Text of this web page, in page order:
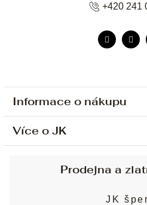
Informace o nákupu
Ochrana osobních údajů
Sjednání osobní
Obchodní podmínky
Více o JK
+420 241
Prodejna a
JK